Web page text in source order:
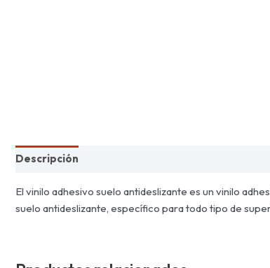
Descripción
El vinilo adhesivo suelo antideslizante es un vinilo
suelo antideslizante, específico para todo tipo de